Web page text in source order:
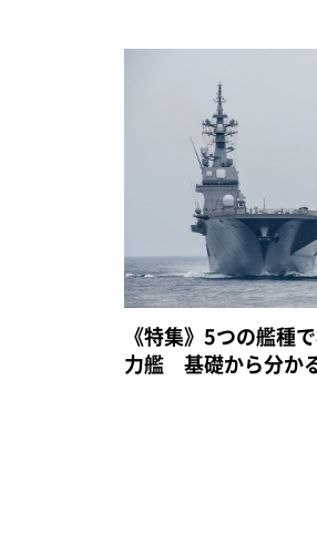
《特集》5つの艦種
力艦 基礎から分か